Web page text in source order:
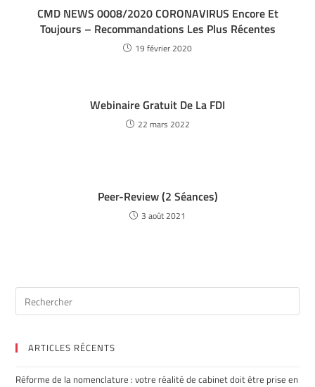
CMD NEWS 0008/2020 CORONAVIRUS Encore Et
Toujours – Recommandations Les Plus Récentes
19 février 2020
Webinaire Gratuit De La FDI
22 mars 2022
Peer-Review (2 Séances)
3 août 2021
ARTICLES RÉCENTS
Réforme de la nomenclature : votre réalité de cabinet doit être prise en